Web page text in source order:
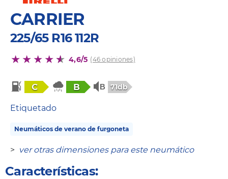
CARRIER
225/65 R16 112R
4,6/5 (46 opiniones)
C B 71db
Etiquetado
Neumáticos de verano de furgoneta
> ver otras dimensiones para este neumático
Características: